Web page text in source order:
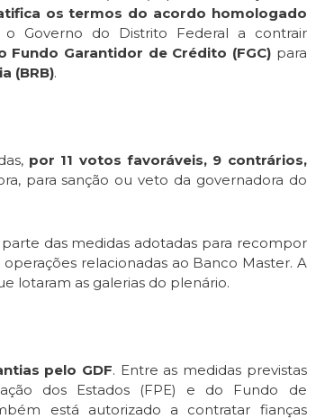
os termos do acordo homologado
o Governo do Distrito Federal a contrair
Garantidor de Crédito (FGC) para
(BRB).
por 11 votos favoráveis, 9 contrários,
para sanção ou veto da governadora do
das medidas adotadas para recompor
relacionadas ao Banco Master. A
lotaram as galerias do plenário.
pelo GDF. Entre as medidas previstas
dos Estados (FPE) e do Fundo de
está autorizado a contratar fianças